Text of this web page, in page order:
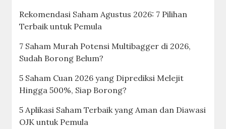
Rekomendasi Saham Agustus 2026: 7 Pilihan
Terbaik untuk Pemula
7 Saham Murah Potensi Multibagger di 2026,
Sudah Borong Belum?
5 Saham Cuan 2026 yang Diprediksi Melejit
Hingga 500%, Siap Borong?
5 Aplikasi Saham Terbaik yang Aman dan Diawasi
OJK untuk Pemula